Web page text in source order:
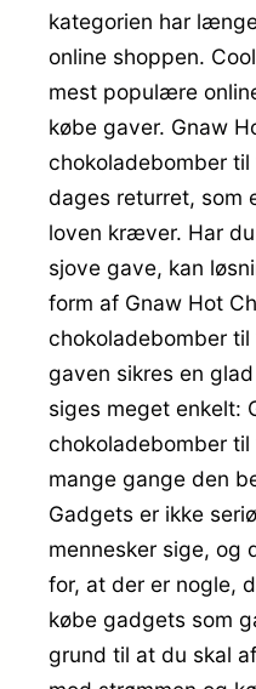
kategorien har
online shoppen.
mest populære
købe gaver. Gnaw
chokoladebomber
dages returret, som
loven kræver. Har
sjove gave, kan
form af Gnaw Hot
chokoladebomber
gaven sikres en
siges meget enkelt:
chokoladebomber
mange gange den
Gadgets er ikke
mennesker sige, og
for, at der er nogle,
købe gadgets som
grund til at du skal